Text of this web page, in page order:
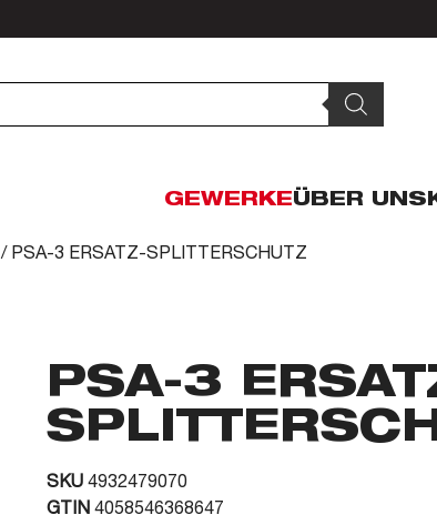
GEWERKEÜBER UNS
/ PSA-3 ERSATZ-SPLITTERSCHUTZ
PSA-3
SKU 4932479070
GTIN 4058546368647